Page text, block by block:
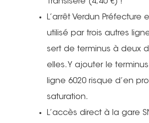
L’arrêt Verdun Préfecture
utilisé par trois autres
sert de terminus à deux
elles. Y ajouter le
ligne 6020 risque d’en
saturation.
L’accès direct à la gare